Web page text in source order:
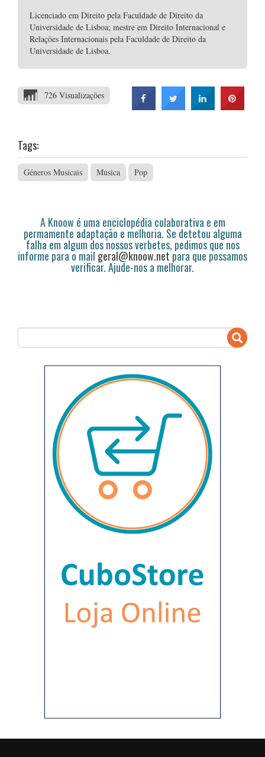
Licenciado em Direito pela Faculdade de Direito da
Universidade de Lisboa; mestre em Direito Internacional e
Relações Internacionais pela Faculdade de Direito da
Universidade de Lisboa.
726 Visualizações
Tags:
Géneros Musicais Musica Pop
A Knoow é uma enciclopédia colaborativa e em
permamente adaptação e melhoria. Se detetou alguma
falha em algum dos nossos verbetes, pedimos que nos
informe para o mail geral@knoow.netpara que possamos
verificar. Ajude-nos a melhorar.